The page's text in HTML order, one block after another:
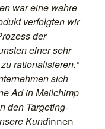
war eine wahre
verfolgten wir
der
einer sehr
rationalisieren.“
sich
Ad in Mailchimp
den Targeting-
Kundinnen